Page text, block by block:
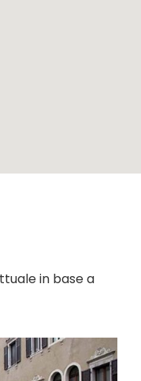
in base a